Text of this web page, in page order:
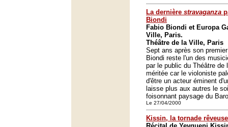
La dernière stravaganza
Biondi
Fabio Biondi et Europa
Ville, Paris.
Théâtre de la Ville, Paris
Sept ans après son
Biondi reste l'un des
par le public du Théâtre de
méritée car le violoniste
d'être un acteur éminent
laisse plus aux autres le
foisonnant paysage du
Le 27/04/2000
Kissin, la tornade rêveuse